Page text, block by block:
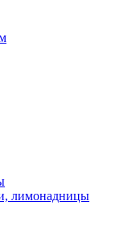
лимонадницы